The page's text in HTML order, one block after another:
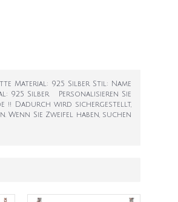
Material: 925 Silber Stil: Name
925 Silber Personalisieren Sie
!! Dadurch wird sichergestellt,
Sie Zweifel haben, suchen